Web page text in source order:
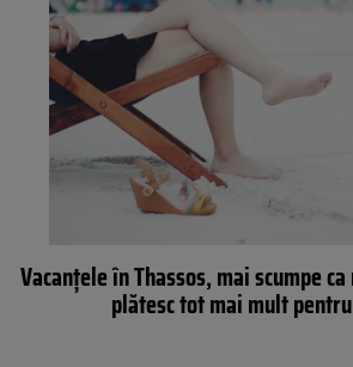
Vacanțele în Thassos, mai scumpe
plătesc tot mai mult